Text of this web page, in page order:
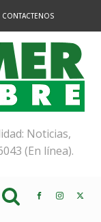
CONTACTENOS
Noticias,
(En línea).